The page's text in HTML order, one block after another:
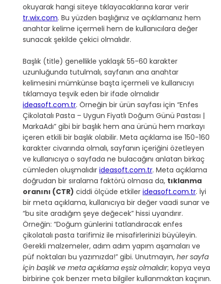
okuyarak hangi siteye tıklayacaklarına karar verir
tr.wix.com. Bu yüzden başlığınız ve açıklamanız hem
anahtar kelime içermeli hem de kullanıcılara değer
sunacak şekilde çekici olmalıdır.
Başlık (title) genellikle yaklaşık 55-60 karakter
uzunluğunda tutulmalı, sayfanın ana anahtar
kelimesini mümkünse başta içermeli ve kullanıcıyı
tıklamaya teşvik eden bir ifade olmalıdır
ideasoft.com.tr. Örneğin bir ürün sayfası için “Enfes
Çikolatalı Pasta – Uygun Fiyatlı Doğum Günü Pastası |
MarkaAdı” gibi bir başlık hem ana ürünü hem markayı
içeren etkili bir başlık olabilir. Meta açıklama ise 150-160
karakter civarında olmalı, sayfanın içeriğini özetleyen
ve kullanıcıya o sayfada ne bulacağını anlatan birkaç
cümleden oluşmalıdır ideasoft.com.tr. Meta açıklama
doğrudan bir sıralama faktörü olmasa da, tıklanma
oranını (CTR) ciddi ölçüde etkiler ideasoft.com.tr. İyi
bir meta açıklama, kullanıcıya bir değer vaadi sunar ve
“bu site aradığım şeye değecek” hissi uyandırır.
Örneğin: “Doğum günlerini tatlandıracak enfes
çikolatalı pasta tarifimiz ile misafirlerinizi büyüleyin.
Gerekli malzemeler, adım adım yapım aşamaları ve
püf noktaları bu yazımızda!” gibi. Unutmayın, her sayfa
için başlık ve meta açıklama eşsiz olmalıdır; kopya veya
birbirine çok benzer meta bilgiler kullanmaktan kaçının.